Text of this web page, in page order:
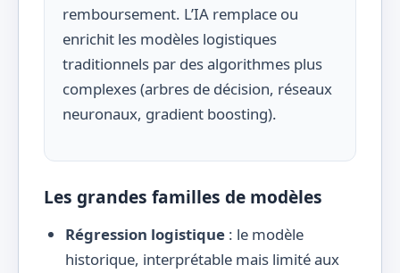
remboursement. L’IA remplace ou
enrichit les modèles logistiques
traditionnels par des algorithmes plus
complexes (arbres de décision, réseaux
neuronaux, gradient boosting).
Les grandes familles de modèles
Régression logistique : le modèle
historique, interprétable mais limité aux